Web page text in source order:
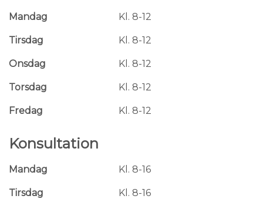
Mandag Kl. 8-12
Tirsdag Kl. 8-12
Onsdag Kl. 8-12
Torsdag Kl. 8-12
Fredag Kl. 8-12
Konsultation
Mandag Kl. 8-16
Tirsdag Kl. 8-16